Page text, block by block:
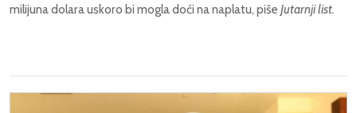
milijuna dolara uskoro bi mogla doći na naplatu, piše Jutarnji list.